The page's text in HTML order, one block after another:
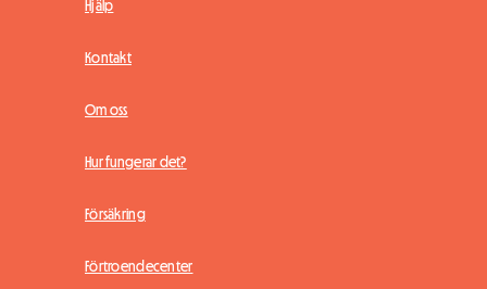
Hjälp
Kontakt
Om oss
Hur fungerar det?
Försäkring
Förtroendecenter